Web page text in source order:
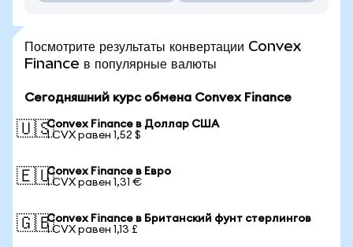
Посмотрите результаты конвертации Convex
Finance в популярные валюты
Сегодняшний курс обмена Convex Finance
🇺🇸Convex Finance в Доллар США
1 CVX равен 1,52 $
🇪🇺Convex Finance в Евро
1 CVX равен 1,31 €
🇬🇧Convex Finance в Британский фунт стерлингов
1 CVX равен 1,13 £